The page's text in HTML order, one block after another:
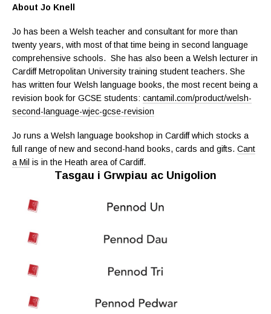
About Jo Knell
Jo has been a Welsh teacher and consultant for more than
twenty years, with most of that time being in second language
comprehensive schools. She has also been a Welsh lecturer in
Cardiff Metropolitan University training student teachers. She
has written four Welsh language books, the most recent being a
revision book for GCSE students: cantamil.com/product/welsh-
second-language-wjec-gcse-revision
Jo runs a Welsh language bookshop in Cardiff which stocks a
full range of new and second-hand books, cards and gifts. Cant
a Mil is in the Heath area of Cardiff.
Tasgau i Grwpiau ac Unigolion